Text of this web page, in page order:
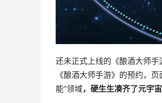
还未正式上线的《酿酒大师
《酿酒大师手游》的预约，
能”领域，硬生生凑齐了元宇